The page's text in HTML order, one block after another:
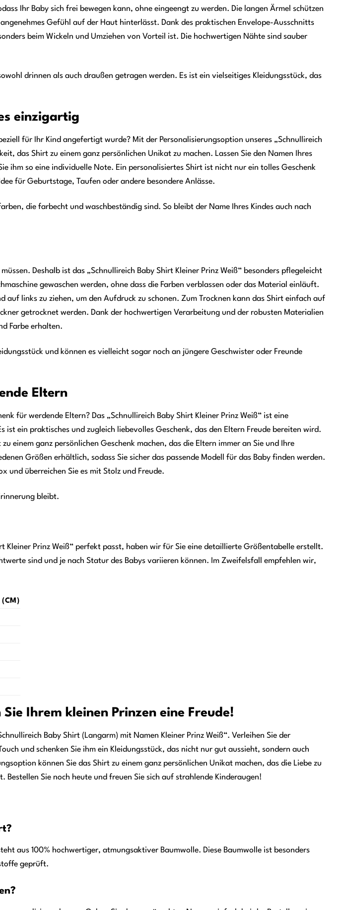
Ihr Baby sich frei bewegen kann, ohne eingeengt zu werden. Die langen Ärmel schützen
Gefühl auf der Haut hinterlässt. Dank des praktischen Envelope-Ausschnitts
beim Wickeln und Umziehen von Vorteil ist. Die hochwertigen Nähte sind sauber
drinnen als auch draußen getragen werden. Es ist ein vielseitiges Kleidungsstück, das
einzigartig
für Ihr Kind angefertigt wurde? Mit der Personalisierungsoption unseres „Schnullireich
das Shirt zu einem ganz persönlichen Unikat zu machen. Lassen Sie den Namen Ihres
ihm so eine individuelle Note. Ein personalisiertes Shirt ist nicht nur ein tolles Geschenk
für Geburtstage, Taufen oder andere besondere Anlässe.
die farbecht und waschbeständig sind. So bleibt der Name Ihres Kindes auch nach
Deshalb ist das „Schnullireich Baby Shirt Kleiner Prinz Weiß“ besonders pflegeleicht
gewaschen werden, ohne dass die Farben verblassen oder das Material einläuft.
auf links zu ziehen, um den Aufdruck zu schonen. Zum Trocknen kann das Shirt einfach auf
getrocknet werden. Dank der hochwertigen Verarbeitung und der robusten Materialien
Farbe erhalten.
und können es vielleicht sogar noch an jüngere Geschwister oder Freunde
Eltern
für werdende Eltern? Das „Schnullireich Baby Shirt Kleiner Prinz Weiß“ ist eine
ist ein praktisches und zugleich liebevolles Geschenk, das den Eltern Freude bereiten wird.
einem ganz persönlichen Geschenk machen, das die Eltern immer an Sie und Ihre
Größen erhältlich, sodass Sie sicher das passende Modell für das Baby finden werden.
und überreichen Sie es mit Stolz und Freude.
bleibt.
Kleiner Prinz Weiß“ perfekt passt, haben wir für Sie eine detaillierte Größentabelle erstellt.
sind und je nach Statur des Babys variieren können. Im Zweifelsfall empfehlen wir,
Ihrem kleinen Prinzen eine Freude!
Baby Shirt (Langarm) mit Namen Kleiner Prinz Weiß“. Verleihen Sie der
und schenken Sie ihm ein Kleidungsstück, das nicht nur gut aussieht, sondern auch
können Sie das Shirt zu einem ganz persönlichen Unikat machen, das die Liebe zu
Bestellen Sie noch heute und freuen Sie sich auf strahlende Kinderaugen!
aus 100% hochwertiger, atmungsaktiver Baumwolle. Diese Baumwolle ist besonders
geprüft.